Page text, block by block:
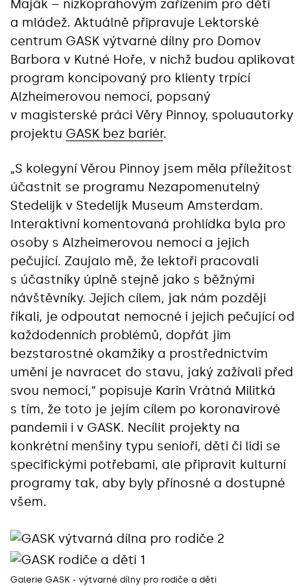
Maják – nízkoprahovým zařízením pro děti
a mládež. Aktuálně připravuje Lektorské
centrum GASK výtvarné dílny pro Domov
Barbora v Kutné Hoře, v nichž budou aplikovat
program koncipovaný pro klienty trpící
Alzheimerovou nemocí, popsaný
v magisterské práci Věry Pinnoy, spoluautorky
projektu GASK bez bariér.
„S kolegyní Věrou Pinnoy jsem měla příležitost
účastnit se programu Nezapomenutelný
Stedelijk v Stedelijk Museum Amsterdam.
Interaktivní komentovaná prohlídka byla pro
osoby s Alzheimerovou nemocí a jejich
pečující. Zaujalo mě, že lektoři pracovali
s účastníky úplně stejně jako s běžnými
návštěvníky. Jejich cílem, jak nám později
říkali, je odpoutat nemocné i jejich pečující od
každodenních problémů, dopřát jim
bezstarostné okamžiky a prostřednictvím
umění je navracet do stavu, jaký zažívali před
svou nemocí,“ popisuje Karin Vrátná Militká
s tím, že toto je jejím cílem po koronavirové
pandemii i v GASK. Necílit projekty na
konkrétní menšiny typu senioři, děti či lidi se
specifickými potřebami, ale připravit kulturní
programy tak, aby byly přínosné a dostupné
všem.
Galerie GASK - výtvarné dílny pro rodiče a děti